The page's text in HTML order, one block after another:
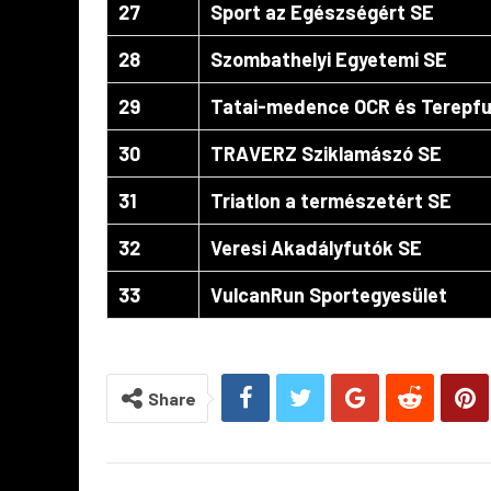
27
Sport az Egészségért SE
28
Szombathelyi Egyetemi SE
29
Tatai-medence OCR és
30
TRAVERZ Sziklamászó SE
31
Triatlon a természetért SE
32
Veresi Akadályfutók SE
33
VulcanRun Sportegyesület
Share